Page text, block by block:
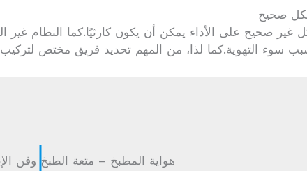
صحيح
غير صحيح على الأداء يمكن أن يكون كارثيًا.كما النظام غير
التهوية.كما لذا، من المهم تحديد فريق مختص لتركيب
هواية المطبخ – متعة الطبخ وفن